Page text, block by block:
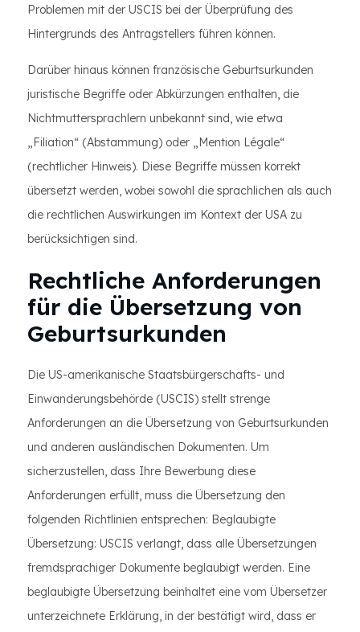
Problemen mit der USCIS bei der Überprüfung des
Hintergrunds des Antragstellers führen können.
Darüber hinaus können französische Geburtsurkunden
juristische Begriffe oder Abkürzungen enthalten, die
Nichtmuttersprachlern unbekannt sind, wie etwa
„Filiation“ (Abstammung) oder „Mention Légale“
(rechtlicher Hinweis). Diese Begriffe müssen korrekt
übersetzt werden, wobei sowohl die sprachlichen als auch
die rechtlichen Auswirkungen im Kontext der USA zu
berücksichtigen sind.
Rechtliche Anforderungen
für die Übersetzung von
Geburtsurkunden
Die US-amerikanische Staatsbürgerschafts- und
Einwanderungsbehörde (USCIS) stellt strenge
Anforderungen an die Übersetzung von Geburtsurkunden
und anderen ausländischen Dokumenten. Um
sicherzustellen, dass Ihre Bewerbung diese
Anforderungen erfüllt, muss die Übersetzung den
folgenden Richtlinien entsprechen: Beglaubigte
Übersetzung: USCIS verlangt, dass alle Übersetzungen
fremdsprachiger Dokumente beglaubigt werden. Eine
beglaubigte Übersetzung beinhaltet eine vom Übersetzer
unterzeichnete Erklärung, in der bestätigt wird, dass er